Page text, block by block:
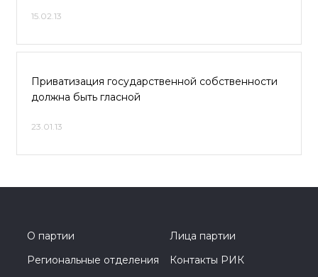
15.02.13
Приватизация государственной собственности
должна быть гласной
23.01.13
О партии
Лица партии
Региональные отделения
Контакты РИК